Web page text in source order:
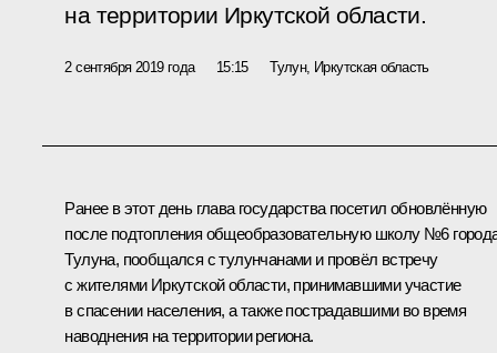
на территории Иркутской области.
2 сентября 2019 года 15:15 Тулун, Иркутская область
Ранее в этот день глава государства посетил обновлённую
после подтопления общеобразовательную школу №6
Тулуна, пообщался с тулунчанами и провёл встречу
с жителями Иркутской области, принимавшими участие
в спасении населения, а также пострадавшими во время
наводнения на территории региона.